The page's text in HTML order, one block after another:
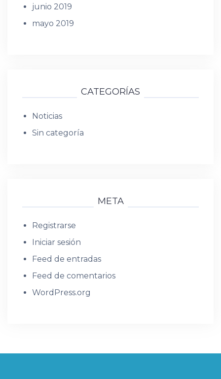
junio 2019
mayo 2019
CATEGORÍAS
Noticias
Sin categoría
META
Registrarse
Iniciar sesión
Feed de entradas
Feed de comentarios
WordPress.org